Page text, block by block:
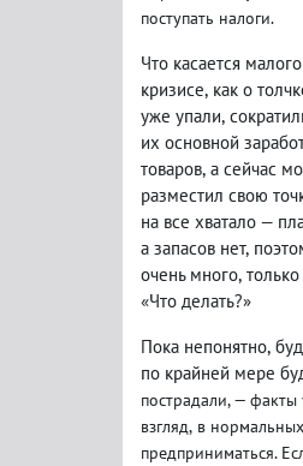
поступать налоги.
Что касается
кризисе, как о
уже упали,
их основной
товаров, а сейчас
разместил свою
на все хватало —
а запасов нет,
очень много,
«Что делать?»
Пока непонятно,
по крайней мере
пострадали, —
взгляд, в
предприниматься.